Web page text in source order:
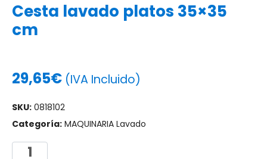
Cesta lavado platos 35×35
cm
29,65€ (IVA Incluido)
SKU: 0818102
Categoría: MAQUINARIA Lavado